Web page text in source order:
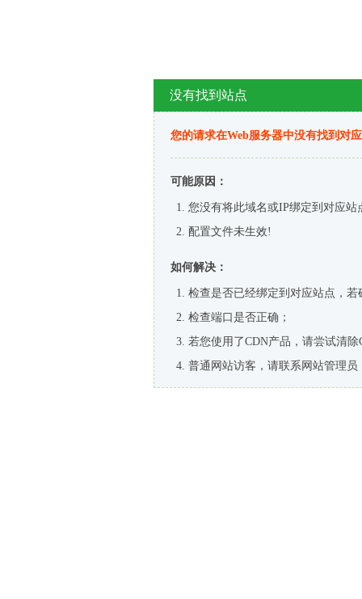
没有找到站点
您的请求在Web服务器中没有找到对
可能原因：
您没有将此域名或IP绑定到对应站
配置文件未生效!
如何解决：
检查是否已经绑定到对应站点，
检查端口是否正确；
若您使用了CDN产品，请尝试清除
普通网站访客，请联系网站管理员